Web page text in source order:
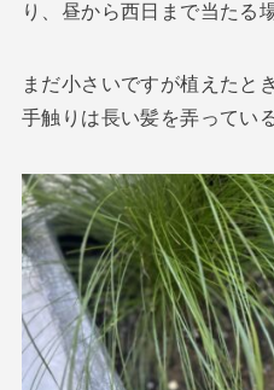
り、昼から西日まで当たる
まだ小さいですが植えたと
手触りは長い髪を弄ってい